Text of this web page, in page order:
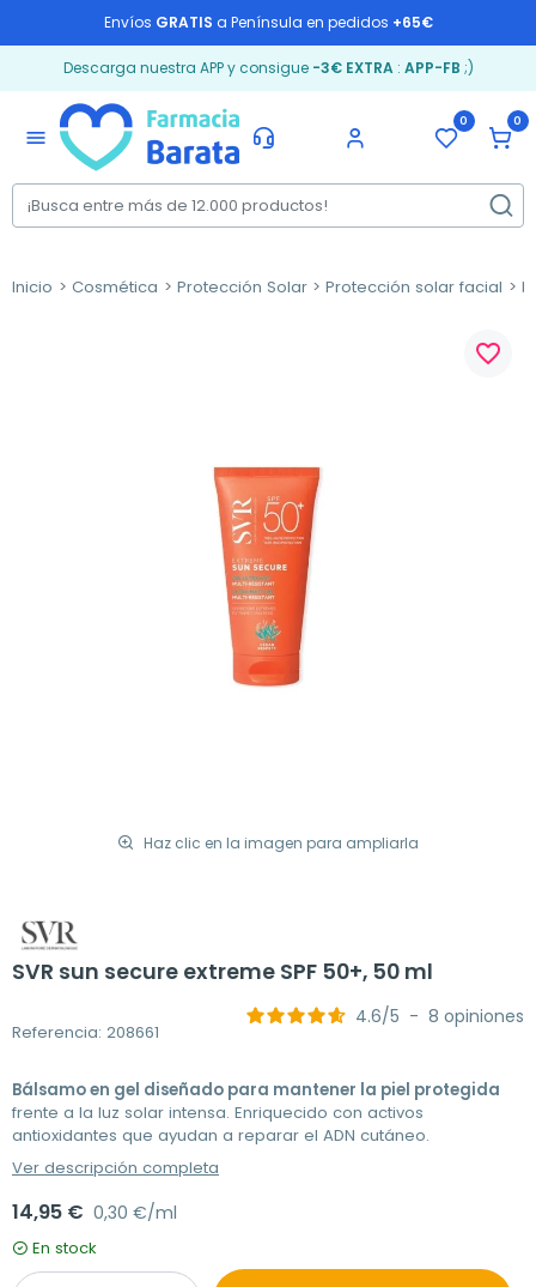
Envíos GRATIS a Península en pedidos +65€
Descarga nuestra APP y consigue -3€ EXTRA: APP-FB ;)
menu
0 0
Inicio Cosmética Protección Solar Protección solar facial
Haz clic en la imagen para ampliarla
favorite_border
SVR sun secure extreme SPF 50+, 50 ml
Referencia: 208661
4.6/5 - 8 opiniones
Bálsamo en gel diseñado para mantener la piel protegida
frente a la luz solar intensa. Enriquecido con activos
antioxidantes que ayudan a reparar el ADN cutáneo.
Ver descripción completa
14,95 € 0,30 €/ml
En stock